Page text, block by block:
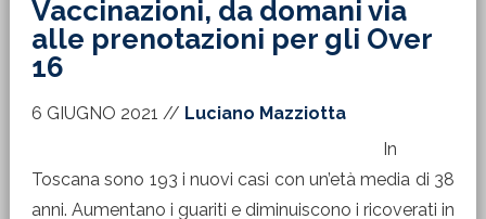
Vaccinazioni, da domani via
alle prenotazioni per gli Over
16
6 GIUGNO 2021 // Luciano Mazziotta
In
Toscana sono 193 i nuovi casi con un’età media di 38
anni. Aumentano i guariti e diminuiscono i ricoverati in